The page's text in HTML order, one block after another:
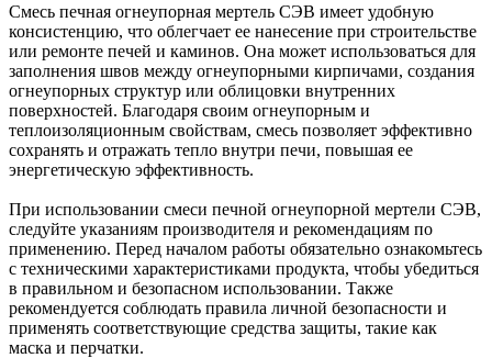
Смесь печная огнеупорная мертель СЭВ имеет удобную
консистенцию, что облегчает ее нанесение при строительстве
или ремонте печей и каминов. Она может использоваться для
заполнения швов между огнеупорными кирпичами, создания
огнеупорных структур или облицовки внутренних
поверхностей. Благодаря своим огнеупорным и
теплоизоляционным свойствам, смесь позволяет эффективно
сохранять и отражать тепло внутри печи, повышая ее
энергетическую эффективность.
При использовании смеси печной огнеупорной мертели СЭВ,
следуйте указаниям производителя и рекомендациям по
применению. Перед началом работы обязательно ознакомьтесь
с техническими характеристиками продукта, чтобы убедиться
в правильном и безопасном использовании. Также
рекомендуется соблюдать правила личной безопасности и
применять соответствующие средства защиты, такие как
маска и перчатки.